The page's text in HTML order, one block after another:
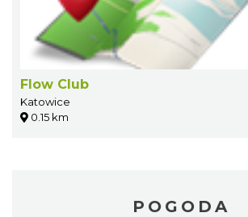
Flow Club
Katowice
0.15 km
POGODA